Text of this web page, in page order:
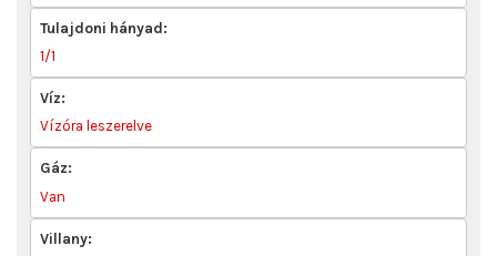
Tulajdoni hányad:
1/1
Víz:
Vízóra leszerelve
Gáz:
Van
Villany: